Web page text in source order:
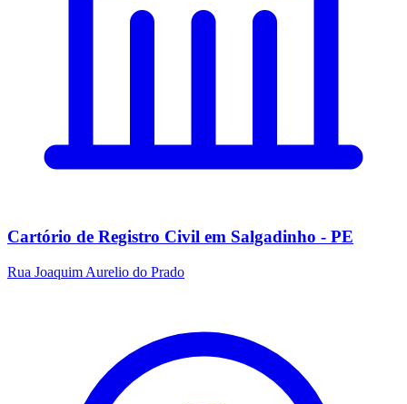
Cartório de Registro Civil em Salgadinho - PE
Rua Joaquim Aurelio do Prado